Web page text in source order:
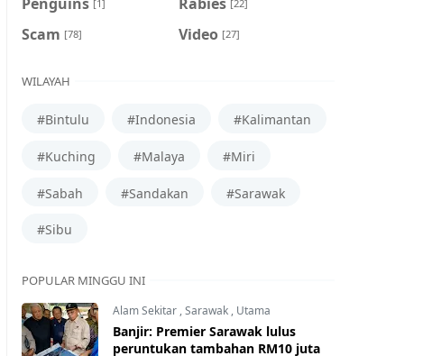
[1] [22]
Scam [78] Video [27]
WILAYAH
#Bintulu #Indonesia #Kalimantan
#Kuching #Malaya #Miri
#Sabah #Sandakan #Sarawak
#Sibu
POPULAR MINGGU INI
Alam Sekitar ,Sarawak , Utama
Banjir: Premier Sarawak lulus
peruntukan tambahan RM10 juta